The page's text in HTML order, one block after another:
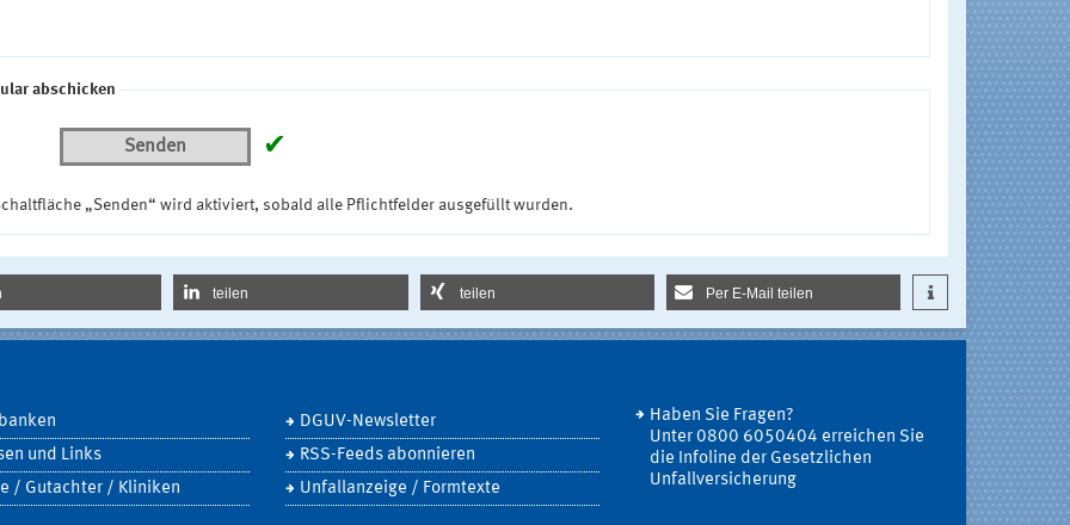
abschicken
Senden ✔
„Senden“ wird aktiviert, sobald alle Pflichtfelder ausgefüllt wurden.
teilen teilen Per E-Mail teilen
und Links
/ Gutachter / Kliniken
DGUV-Newsletter
RSS-Feeds abonnieren
Unfallanzeige / Formtexte
Haben Sie Fragen?
Unter 0800 6050404 erreichen Sie
die Infoline der Gesetzlichen
Unfallversicherung